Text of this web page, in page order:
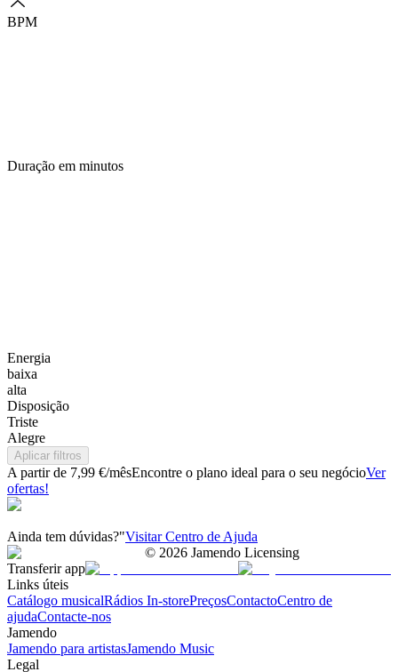
BPM
Duração em minutos
Energia
baixa
alta
Disposição
Triste
Alegre
Aplicar filtros
A partir de 7,99 €/mêsEncontre o plano ideal para o seu negócioVer
ofertas!
Ainda tem dúvidas?"Visitar Centro de Ajuda
© 2026 Jamendo Licensing
Transferir app
Links úteis
Catálogo musicalRádios In-storePreçosContactoCentro de
ajudaContacte-nos
Jamendo
Jamendo para artistasJamendo Music
Legal